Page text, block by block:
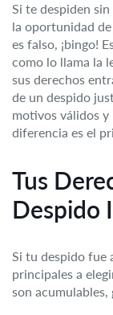
Si te despiden
la oportunidad
es falso, ¡bingo!
como lo llama la
sus derechos
de un despido
motivos válidos y
diferencia es el
Tus
Despido
Si tu despido fue
principales a
son acumulables,